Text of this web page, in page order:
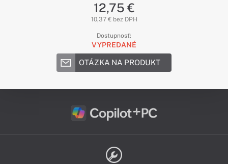
12,75 €
10,37 € bez DPH
Dostupnosť:
VYPREDANÉ
OTÁZKA NA PRODUKT